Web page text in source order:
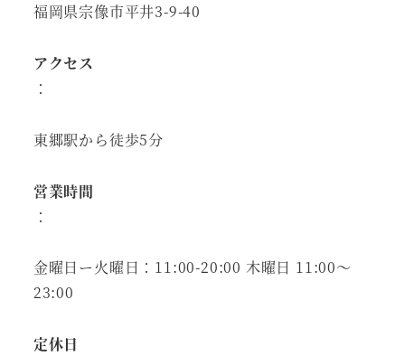
福岡県宗像市平井3-9-40
アクセス
：
東郷駅から徒歩5分
営業時間
：
金曜日ー火曜日：11:00-20:00 木曜日 11:00～
23:00
定休日